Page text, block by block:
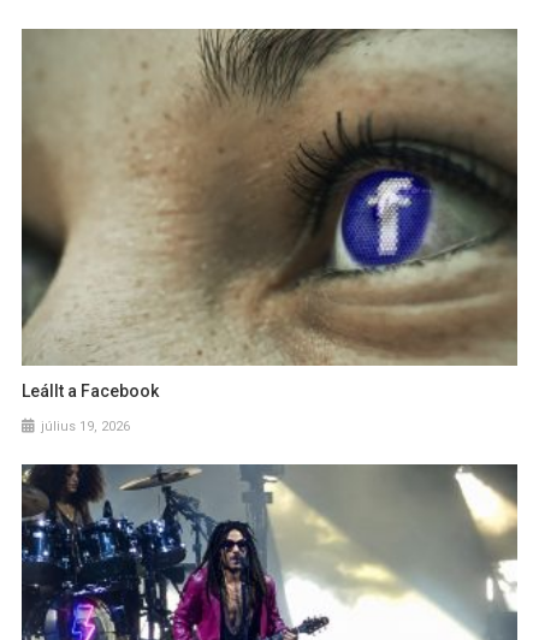
Leállt a Facebook
július 19, 2026